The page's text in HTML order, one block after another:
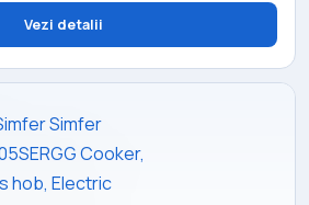
Vezi detalii